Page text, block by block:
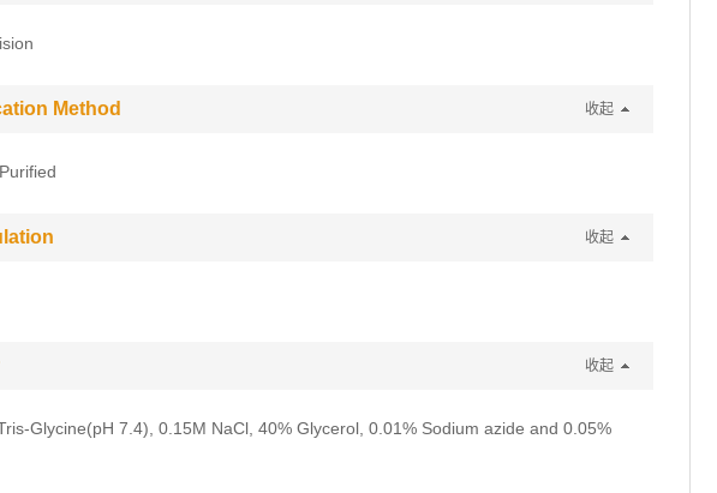
Method 收起
收起
收起
Glycine(pH 7.4), 0.15M NaCl, 40% Glycerol, 0.01% Sodium azide and 0.05%